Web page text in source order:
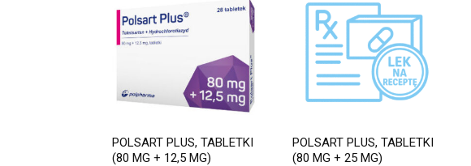
POLSART PLUS, TABLETKI
(80 MG + 12,5 MG)
POLSART PLUS, TABLETKI
(80 MG + 25 MG)